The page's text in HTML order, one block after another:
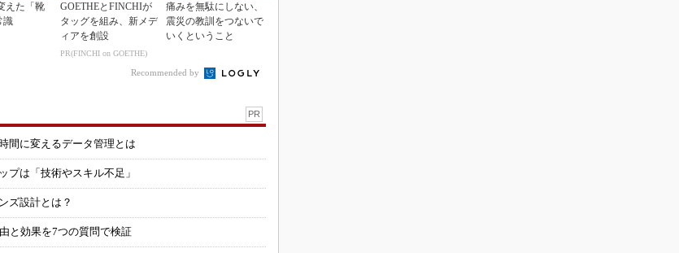
えた「靴
識
GOETHEとFINCHIが
タッグを組み、新メデ
ィアを創設
PR(FINCHI on GOETHE)
痛みを無駄にしない、
震災の教訓をつないで
いくということ
Recommended by
PR
間に変えるデータ管理とは
は「技術やスキル不足」
ズ設計とは？
と効果を7つの質問で検証